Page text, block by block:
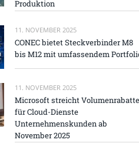
Produktion
11. NOVEMBER 2025
CONEC bietet Steckverbinder M8
bis M12 mit umfassendem
11. NOVEMBER 2025
Microsoft streicht Volumenrabatte
für Cloud-Dienste
Unternehmenskunden ab
November 2025